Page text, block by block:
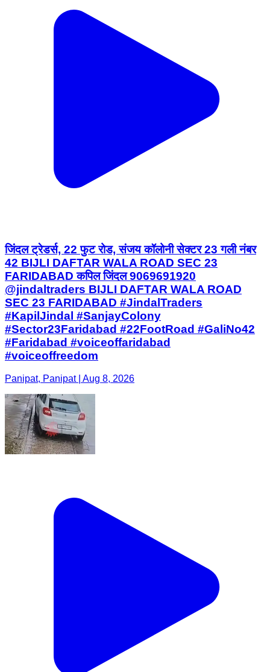
जिंदल ट्रेडर्स, 22 फुट रोड, संजय कॉलोनी सेक्टर 23 गली नंबर
42 BIJLI DAFTAR WALA ROAD SEC 23
FARIDABAD कपिल जिंदल 9069691920
@jindaltraders BIJLI DAFTAR WALA ROAD
SEC 23 FARIDABAD #JindalTraders
#KapilJindal #SanjayColony
#Sector23Faridabad #22FootRoad #GaliNo42
#Faridabad #voiceoffaridabad
#voiceoffreedom
Panipat, Panipat | Aug 8, 2026